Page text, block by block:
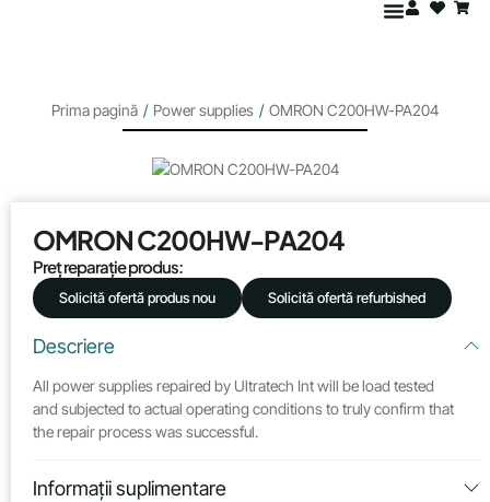
Prima pagină / Power supplies / OMRON C200HW-PA204
OMRON C200HW-PA204
Preț reparație produs:
Solicită ofertă produs nou Solicită ofertă refurbished
Descriere
All power supplies repaired by Ultratech Int will be load tested
and subjected to actual operating conditions to truly confirm that
the repair process was successful.
Informații suplimentare